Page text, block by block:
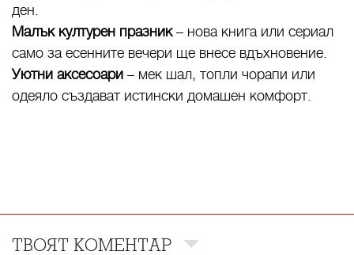
ден.
Малък културен празник– нова книга или сериал
само за есенните вечери ще внесе вдъхновение.
Уютни аксесоари – мек шал, топли чорапи или
одеяло създават истински домашен комфорт.
ТВОЯТ КОМЕНТАР